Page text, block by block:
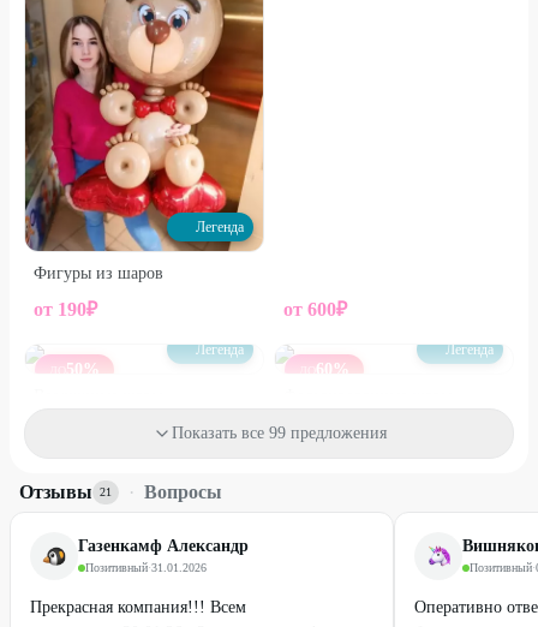
Легенда
Фигуры из шаров
от 190₽ от 600₽
ДО 50%
Легенда
ДО 60%
Легенда
от230₽
48%
Показать все 99 предложения
Отзывы 21 · Вопросы
Газенкамф Александр
Позитивный·31.01.2026
Прекрасная компания!!! Всем
Позитивный·
Оперативно